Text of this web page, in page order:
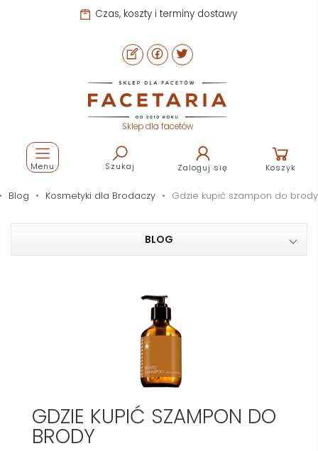
Pomoc i kontakt
Sklep dla facetów
Szukaj Zaloguj się Koszyk
Menu
Blog Kosmetyki dla Brodaczy Gdzie kupić szampon do brody
BLOG
GDZIE KUPIĆ SZAMPON DO
BRODY